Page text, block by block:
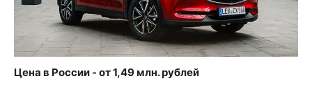
Цена в России - от 1,49 млн. рублей